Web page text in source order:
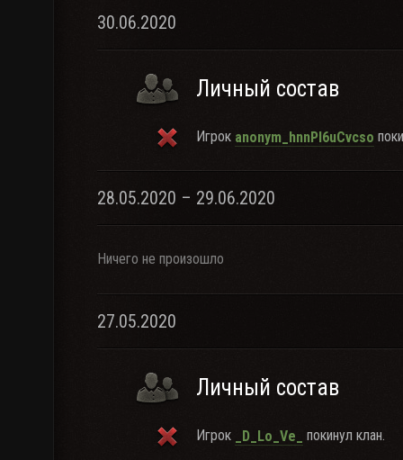
30.06.2020
Личный состав
Игрок anonym_hnnPl6uCvcso
28.05.2020 – 29.06.2020
Ничего не произошло
27.05.2020
Личный состав
Игрок _D_Lo_Ve_ покинул клан.